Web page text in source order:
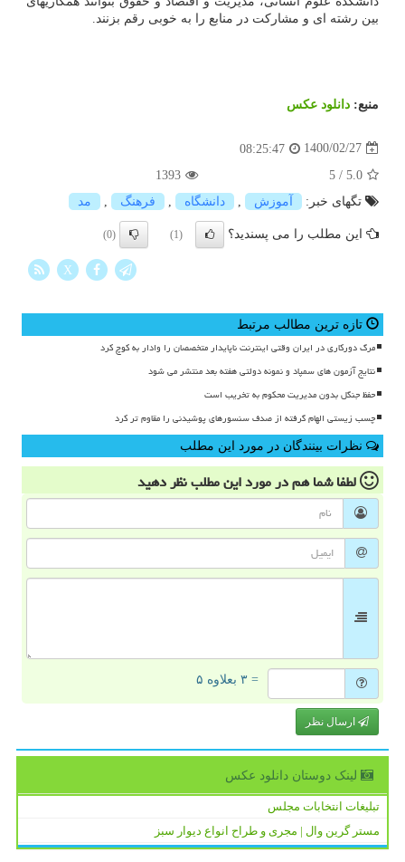
بین رشته ای و مشارکت در منابع را به خوبی رقم بزنند.
منبع: دانلود عكس
1400/02/27
08:25:47
5.0
/
5
1393
تگهای خبر:
آموزش دانشگاه فرهنگ مد
این مطلب را می پسندید؟ (1)
(0)
X
تازه ترین مطالب مرتبط
مرگ دورکاری در ایران وقتی اینترنت ناپایدار متخصصان را وادار به کوچ کرد
نتایج آزمون های سمپاد و نمونه دولتی هفته بعد منتشر می شود
حفظ جنگل بدون مدیریت محکوم به تخریب است
چسب زیستی الهام گرفته از صدف سنسورهای پوشیدنی را مقاوم تر کرد
نظرات بینندگان در مورد این مطلب
لطفا شما همدر مورد این مطلبنظر دهید
= ۳ بعلاوه ۵
ارسال نظر
لینک دوستان دانلود عكس
تبلیغات انتخابات مجلس
مستر گرین وال | مجری و طراح انواع دیوار سبز